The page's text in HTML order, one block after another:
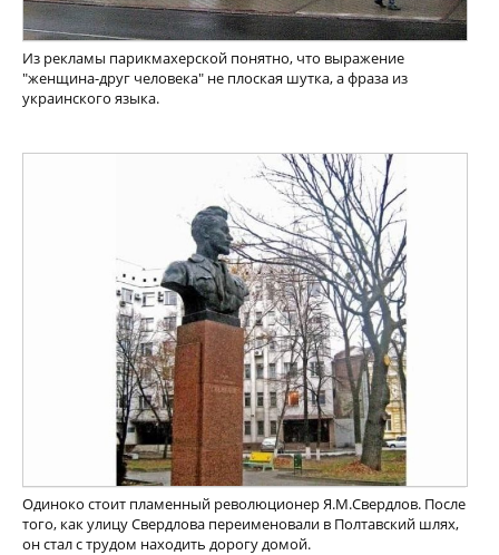
Из рекламы парикмахерской понятно, что выражение
"женщина-друг человека" не плоская шутка, а фраза из
украинского языка.
Одиноко стоит пламенный революционер Я.М.Свердлов. После
того, как улицу Свердлова переименовали в Полтавский шлях,
он стал с трудом находить дорогу домой.